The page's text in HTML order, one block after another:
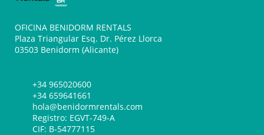
OFICINA BENIDORM RENTALS
Plaza Triangular Esq. Dr. Pérez Llorca
03503 Benidorm (Alicante)
+34 965020600
+34 659641661
hola@benidormrentals.com
Registro: EGVT-749-A
CIF: B-54777115